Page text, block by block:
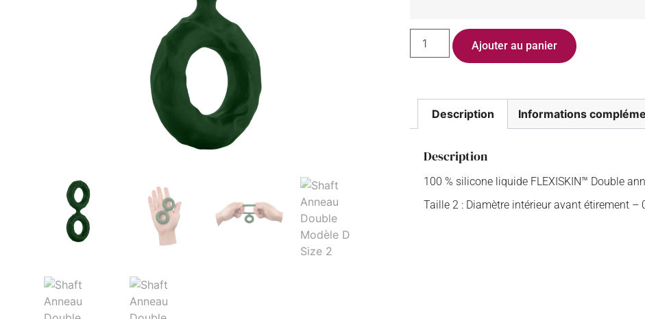
Ajouter au panier
Description Informations
Description
100 % silicone liquide FLEXISKIN™ Double
Taille 2 : Diamètre intérieur avant étirement –